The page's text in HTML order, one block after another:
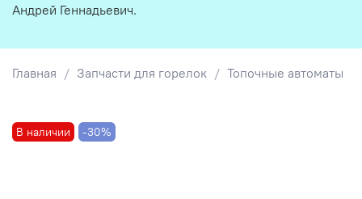
Главная Запчасти для горелок Топочные автоматы
В наличии -30%
Андрей Геннадьевич.